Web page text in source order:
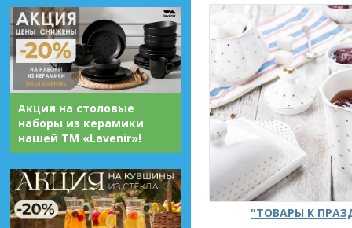
Акция на столовые
наборы из керамики
нашей ТМ «Lavenir»!
"ТОВАРЫ К